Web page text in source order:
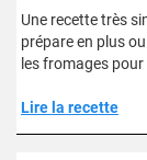
Une recette très
prépare en plus
les fromages
Lire la recette